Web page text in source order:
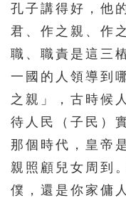
孔子講得好，他
君、作之親、作
職、職責是這三
一國的人領導到
之親」，古時候
待人民（子民）
那個時代，皇帝
親照顧兒女周到
僕，還是你家傭